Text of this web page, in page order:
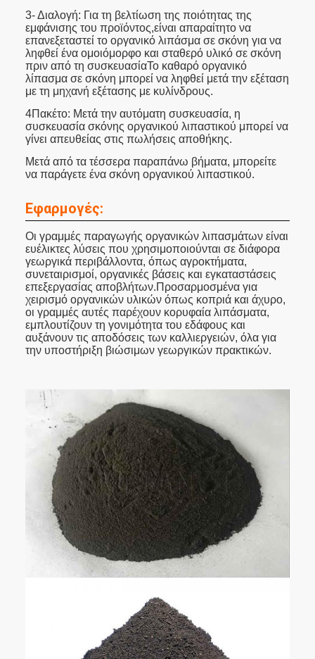
3- Διαλογή: Για τη βελτίωση της ποιότητας της
εμφάνισης του προϊόντος,είναι απαραίτητο να
επανεξεταστεί το οργανικό λιπάσμα σε σκόνη για να
ληφθεί ένα ομοιόμορφο και σταθερό υλικό σε σκόνη
πριν από τη συσκευασίαΤο καθαρό οργανικό
λίπασμα σε σκόνη μπορεί να ληφθεί μετά την εξέταση
με τη μηχανή εξέτασης με κυλίνδρους.
4Πακέτο: Μετά την αυτόματη συσκευασία, η
συσκευασία σκόνης οργανικού λιπαστικού μπορεί να
γίνει απευθείας στις πωλήσεις αποθήκης.
Μετά από τα τέσσερα παραπάνω βήματα, μπορείτε
να παράγετε ένα σκόνη οργανικού λιπαστικού.
Εφαρμογές:
Οι γραμμές παραγωγής οργανικών λιπασμάτων είναι
ευέλικτες λύσεις που χρησιμοποιούνται σε διάφορα
γεωργικά περιβάλλοντα, όπως αγροκτήματα,
συνεταιρισμοί, οργανικές βάσεις και εγκαταστάσεις
επεξεργασίας αποβλήτων.Προσαρμοσμένα για
χειρισμό οργανικών υλικών όπως κοπριά και άχυρο,
οι γραμμές αυτές παρέχουν κορυφαία λιπάσματα,
εμπλουτίζουν τη γονιμότητα του εδάφους και
αυξάνουν τις αποδόσεις των καλλιεργειών, όλα για
την υποστήριξη βιώσιμων γεωργικών πρακτικών.